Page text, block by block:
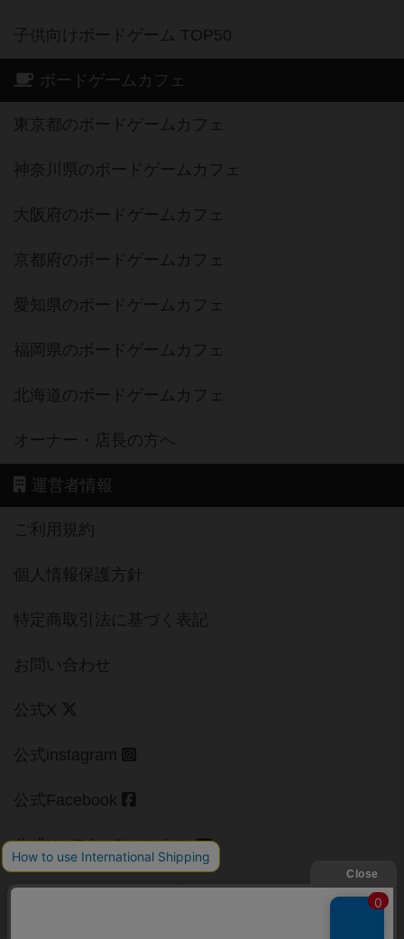
子供向けボードゲーム TOP50
ボードゲームカフェ
東京都のボードゲームカフェ
神奈川県のボードゲームカフェ
大阪府のボードゲームカフェ
京都府のボードゲームカフェ
愛知県のボードゲームカフェ
福岡県のボードゲームカフェ
北海道のボードゲームカフェ
オーナー・店長の方へ
運営者情報
ご利用規約
個人情報保護方針
特定商取引法に基づく表記
お問い合わせ
公式X
公式instagram
公式Facebook
公式YouTubeチャンネル
Copyright (c)